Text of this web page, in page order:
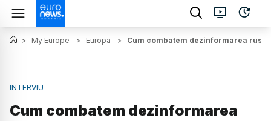
> My Europe > Europa > Cum combatem dezinformarea
INTERVIU
Cum combatem dezinformarea